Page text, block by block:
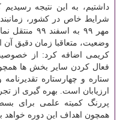
داشتیم، به این نتیجه
شرایط خاص در کشور،
مهر ۹۹ به
وضعیت، متعاقبا زمان دقیق
کریمی اضافه کرد: از
فعال کردن سایر بخش ها
ستاره و چهارستاره
ارزیابان است. بهره گیری از
پررنگ کمیته علمی برای
همچون اهداف این دوره خواهد